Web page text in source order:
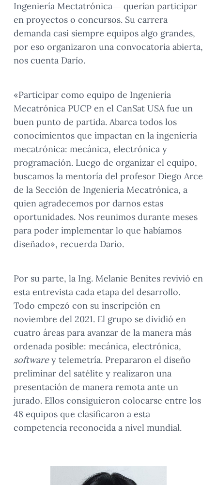
Ingeniería Mectatrónica— querían participar
en proyectos o concursos. Su carrera
demanda casi siempre equipos algo grandes,
por eso organizaron una convocatoria abierta,
nos cuenta Darío.
«Participar como equipo de Ingeniería
Mecatrónica PUCP en el CanSat USA fue un
buen punto de partida. Abarca todos los
conocimientos que impactan en la ingeniería
mecatrónica: mecánica, electrónica y
programación. Luego de organizar el equipo,
buscamos la mentoría del profesor Diego Arce
de la Sección de Ingeniería Mecatrónica, a
quien agradecemos por darnos estas
oportunidades. Nos reunimos durante meses
para poder implementar lo que habíamos
diseñado», recuerda Darío.
Por su parte, la Ing. Melanie Benites revivió en
esta entrevista cada etapa del desarrollo.
Todo empezó con su inscripción en
noviembre del 2021. El grupo se dividió en
cuatro áreas para avanzar de la manera más
ordenada posible: mecánica, electrónica,
softwarey telemetría. Prepararon el diseño
preliminar del satélite y realizaron una
presentación de manera remota ante un
jurado. Ellos consiguieron colocarse entre los
48 equipos que clasificaron a esta
competencia reconocida a nivel mundial.